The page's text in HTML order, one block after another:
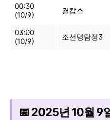
00:30
(10/9)
결캅스
03:00
(10/9)
조선명탐정3
📅 2025년 10월 9